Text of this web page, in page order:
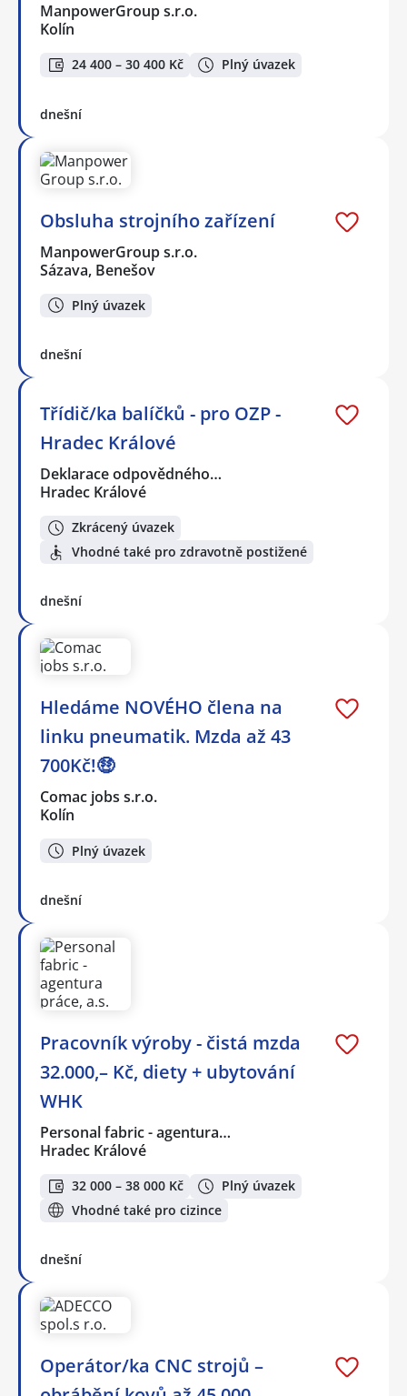
ManpowerGroup s.r.o.
Kolín
24 400 – 30 400 Kč Plný úvazek
dnešní
Obsluha strojního zařízení
ManpowerGroup s.r.o.
Sázava, Benešov
Plný úvazek
dnešní
Třídič/ka balíčků - pro OZP -
Hradec Králové
Deklarace odpovědného…
Hradec Králové
Zkrácený úvazek
Vhodné také pro zdravotně postižené
dnešní
Hledáme NOVÉHO člena na
linku pneumatik. Mzda až 43
700Kč!🤑
Comac jobs s.r.o.
Kolín
Plný úvazek
dnešní
Pracovník výroby - čistá mzda
32.000,– Kč, diety + ubytování
WHK
Personal fabric - agentura…
Hradec Králové
32 000 – 38 000 Kč
Plný úvazek
Vhodné také pro cizince
dnešní
Operátor/ka CNC strojů –